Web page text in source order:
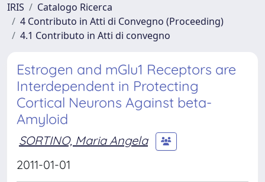
IRIS
Catalogo Ricerca
4 Contributo in Atti di Convegno (Proceeding)
4.1 Contributo in Atti di convegno
Estrogen and mGlu1 Receptors are
Interdependent in Protecting
Cortical Neurons Against beta-
Amyloid
SORTINO, Maria Angela
2011-01-01